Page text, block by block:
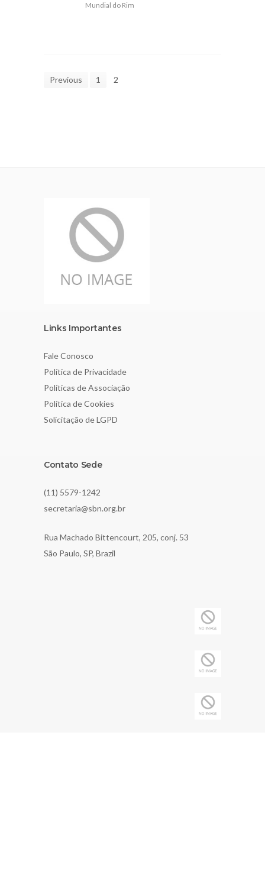
Mundial do Rim
Previous 1 2
Links Importantes
Fale Conosco
Política de Privacidade
Políticas de Associação
Política de Cookies
Solicitação de LGPD
Contato Sede
(11) 5579-1242
secretaria@sbn.org.br
Rua Machado Bittencourt, 205, conj. 53
São Paulo, SP, Brazil